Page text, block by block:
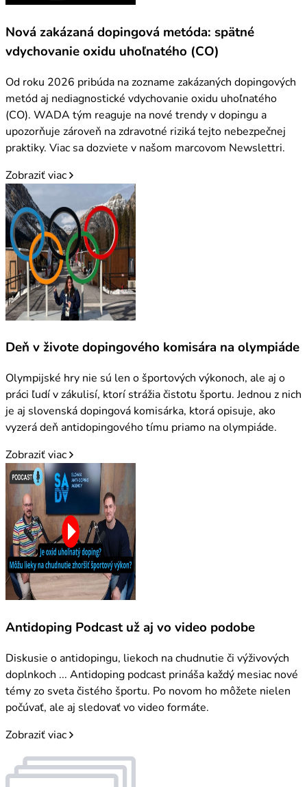
Nová zakázaná dopingová metóda: spätné
vdychovanie oxidu uhoľnatého (CO)
Od roku 2026 pribúda na zozname zakázaných dopingových
metód aj nediagnostické vdychovanie oxidu uhoľnatého
(CO). WADA tým reaguje na nové trendy v dopingu a
upozorňuje zároveň na zdravotné riziká tejto nebezpečnej
praktiky. Viac sa dozviete v našom marcovom Newslettri.
Zobraziť viac
Deň v živote dopingového komisára na olympiáde
Olympijské hry nie sú len o športových výkonoch, ale aj o
práci ľudí v zákulisí, ktorí strážia čistotu športu. Jednou z nich
je aj slovenská dopingová komisárka, ktorá opisuje, ako
vyzerá deň antidopingového tímu priamo na olympiáde.
Zobraziť viac
Antidoping Podcast už aj vo video podobe
Diskusie o antidopingu, liekoch na chudnutie či výživových
doplnkoch ... Antidoping podcast prináša každý mesiac nové
témy zo sveta čistého športu. Po novom ho môžete nielen
počúvať, ale aj sledovať vo video formáte.
Zobraziť viac